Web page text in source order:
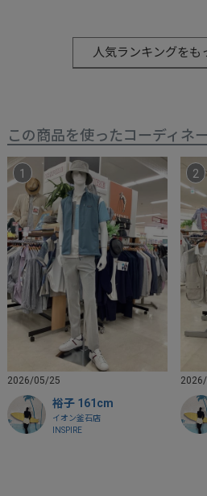
人気ランキングをも
この商品を使ったコーディネ
2026/05/25
裕子 161cm
イオン釜石店
INSPIRE